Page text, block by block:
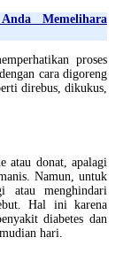
Memelihara
proses
cara digoreng
direbus, dikukus,
atau donat, apalagi
Namun, untuk
atau menghindari
Hal ini karena
diabetes dan
hari.